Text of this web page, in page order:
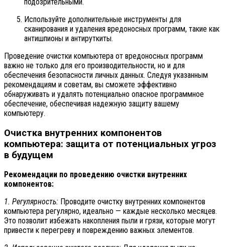
Используйте дополнительные инструменты для
сканирования и удаления вредоносных программ, такие как
антишпионы и антируткиты.
Проведение очистки компьютера от вредоносных программ
важно не только для его производительности, но и для
обеспечения безопасности личных данных. Следуя указанным
рекомендациям и советам, вы сможете эффективно
обнаруживать и удалять потенциально опасное программное
обеспечение, обеспечивая надежную защиту вашему
компьютеру.
Очистка внутренних компонентов
компьютера: защита от потенциальных угроз
в будущем
Рекомендации по проведению очистки внутренних
компонентов:
1. Регулярность: Проводите очистку внутренних компонентов
компьютера регулярно, идеально — каждые несколько месяцев.
Это позволит избежать накопления пыли и грязи, которые могут
привести к перегреву и повреждению важных элементов.